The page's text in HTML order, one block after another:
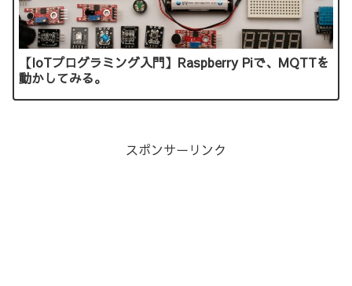
【IoTプログラミング入門】Raspberry Piで、MQTTを
動かしてみる。
スポンサーリンク